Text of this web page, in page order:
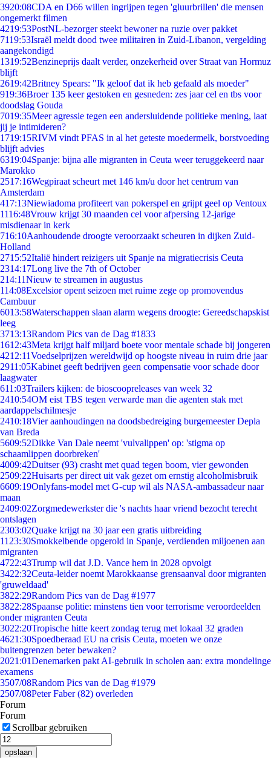
3920:08CDA en D66 willen ingrijpen tegen 'gluurbrillen' die mensen
ongemerkt filmen
4219:53PostNL-bezorger steekt bewoner na ruzie over pakket
7119:53Israël meldt dood twee militairen in Zuid-Libanon, vergelding
aangekondigd
1319:52Benzineprijs daalt verder, onzekerheid over Straat van Hormuz
blijft
2619:42Britney Spears: "Ik geloof dat ik heb gefaald als moeder"
919:36Broer 135 keer gestoken en gesneden: zes jaar cel en tbs voor
doodslag Gouda
7019:35Meer agressie tegen een andersluidende politieke mening, laat
jij je intimideren?
1719:15RIVM vindt PFAS in al het geteste moedermelk, borstvoeding
blijft advies
6319:04Spanje: bijna alle migranten in Ceuta weer teruggekeerd naar
Marokko
2517:16Wegpiraat scheurt met 146 km/u door het centrum van
Amsterdam
417:13Niewiadoma profiteert van pokerspel en grijpt geel op Ventoux
1116:48Vrouw krijgt 30 maanden cel voor afpersing 12-jarige
misdienaar in kerk
716:10Aanhoudende droogte veroorzaakt scheuren in dijken Zuid-
Holland
2715:52Italië hindert reizigers uit Spanje na migratiecrisis Ceuta
2314:17Long live the 7th of October
214:11Nieuw te streamen in augustus
114:08Excelsior opent seizoen met ruime zege op promovendus
Cambuur
6013:58Waterschappen slaan alarm wegens droogte: Gereedschapskist
leeg
3713:13Random Pics van de Dag #1833
1612:43Meta krijgt half miljard boete voor mentale schade bij jongeren
4212:11Voedselprijzen wereldwijd op hoogste niveau in ruim drie jaar
2911:05Kabinet geeft bedrijven geen compensatie voor schade door
laagwater
611:03Trailers kijken: de bioscoopreleases van week 32
2410:54OM eist TBS tegen verwarde man die agenten stak met
aardappelschilmesje
2410:18Vier aanhoudingen na doodsbedreiging burgemeester Depla
van Breda
5609:52Dikke Van Dale neemt 'vulvalippen' op: 'stigma op
schaamlippen doorbreken'
4009:42Duitser (93) crasht met quad tegen boom, vier gewonden
2509:22Huisarts per direct uit vak gezet om ernstig alcoholmisbruik
6609:19Onlyfans-model met G-cup wil als NASA-ambassadeur naar
maan
2409:02Zorgmedewerkster die 's nachts haar vriend bezocht terecht
ontslagen
2303:02Quake krijgt na 30 jaar een gratis uitbreiding
11 23:30Smokkelbende opgerold in Spanje, verdienden miljoenen aan
migranten
4722:43Trump wil dat J.D. Vance hem in 2028 opvolgt
3422:32Ceuta-leider noemt Marokkaanse grensaanval door migranten
'gruweldaad'
3822:29Random Pics van de Dag #1977
3822:28Spaanse politie: minstens tien voor terrorisme veroordeelden
onder migranten Ceuta
3022:20Tropische hitte keert zondag terug met lokaal 32 graden
4621:30Spoedberaad EU na crisis Ceuta, moeten we onze
buitengrenzen beter bewaken?
2021:01Denemarken pakt AI-gebruik in scholen aan: extra mondelinge
examens
3507/08Random Pics van de Dag #1979
2507/08Peter Faber (82) overleden
Forum
Forum
Scrollbar gebruiken
opslaan